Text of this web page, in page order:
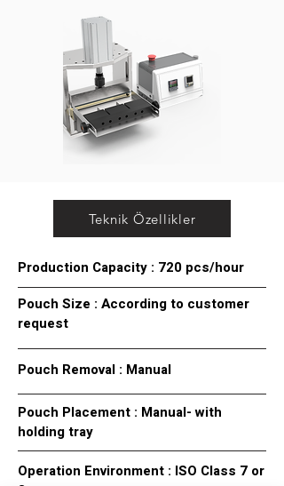
Teknik Özellikler
Production Capacity : 720 pcs/hour
Pouch Size : According to customer
request
Pouch Removal : Manual
Pouch Placement : Manual- with
holding tray
Operation Environment : ISO Class 7 or